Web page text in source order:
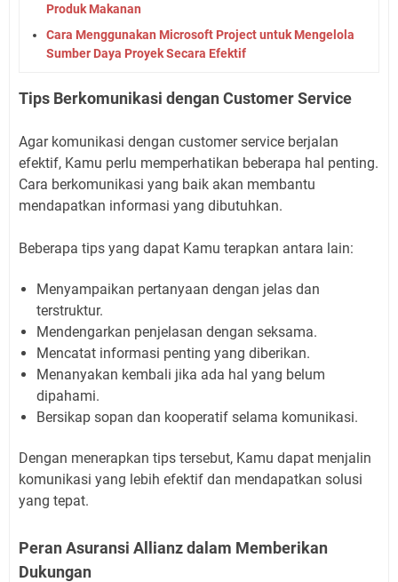
Produk Makanan
Cara Menggunakan Microsoft Project untuk Mengelola
Sumber Daya Proyek Secara Efektif
Tips Berkomunikasi dengan Customer Service
Agar komunikasi dengan customer service berjalan
efektif, Kamu perlu memperhatikan beberapa hal penting.
Cara berkomunikasi yang baik akan membantu
mendapatkan informasi yang dibutuhkan.
Beberapa tips yang dapat Kamu terapkan antara lain:
Menyampaikan pertanyaan dengan jelas dan
terstruktur.
Mendengarkan penjelasan dengan seksama.
Mencatat informasi penting yang diberikan.
Menanyakan kembali jika ada hal yang belum
dipahami.
Bersikap sopan dan kooperatif selama komunikasi.
Dengan menerapkan tips tersebut, Kamu dapat menjalin
komunikasi yang lebih efektif dan mendapatkan solusi
yang tepat.
Peran Asuransi Allianz dalam Memberikan
Dukungan